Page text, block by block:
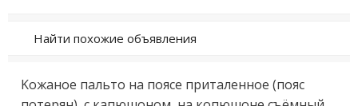
Найти похожие объявления
Koжaнoe пальто нa поясе притaленнoе (пояс